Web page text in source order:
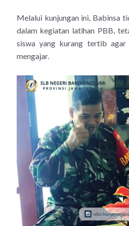
Melalui kunjungan ini, Babinsa
dalam kegiatan latihan PBB,
siswa yang kurang tertib
mengajar.